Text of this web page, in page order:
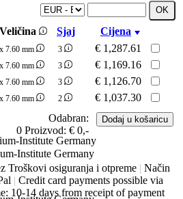
Veličina Sjaj
Cijena
7.60 mm 3 € 1,287.61
7.60 mm 3 € 1,169.16
7.60 mm 3 € 1,126.70
7.60 mm 2 € 1,037.30
Odabran:
0 Proizvod: € 0,-
Troškovi osiguranja i otpreme | Način
| Credit card payments possible via
10-14 days from receipt of payment